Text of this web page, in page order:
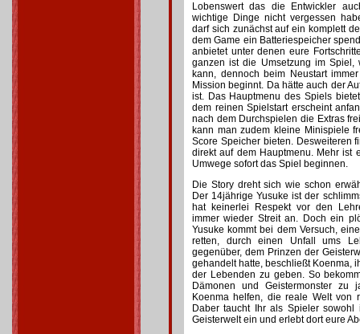
Lobenswert das die Entwickler
wichtige Dinge nicht vergessen
darf sich zunächst auf ein komplett
dem Game ein Batteriespeicher
anbietet unter denen eure
ganzen ist die Umsetzung im
kann, dennoch beim Neustart
Mission beginnt. Da hätte auch der
ist. Das Hauptmenu des Spiels
dem reinen Spielstart erscheint
nach dem Durchspielen die Extras
kann man zudem kleine Minispiele
Score Speicher bieten. Desweiteren
direkt auf dem Hauptmenu. Mehr ist
Umwege sofort das Spiel beginnen.
Die Story dreht sich wie schon
Der 14jährige Yusuke ist der
hat keinerlei Respekt vor den
immer wieder Streit an. Doch ein
Yusuke kommt bei dem Versuch,
retten, durch einen Unfall ums
gegenüber, dem Prinzen der
gehandelt hatte, beschließt Koenma,
der Lebenden zu geben. So
Dämonen und Geistermonster zu
Koenma helfen, die reale Welt von
Daber taucht Ihr als Spieler
Geisterwelt ein und erlebt dort eure